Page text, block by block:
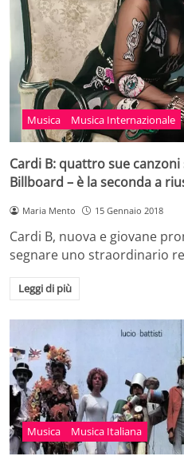
Musica Musica Internazionale
Cardi B: quattro sue
Billboard – è la seconda a
Maria Mento 15 Gennaio 2018
Cardi B, nuova e giovane
segnare uno straordinario
Leggi di più
Musica Musica Italiana